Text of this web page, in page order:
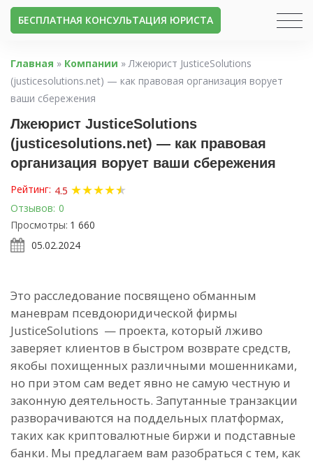
БЕСПЛАТНАЯ КОНСУЛЬТАЦИЯ ЮРИСТА
Главная » Компании »Лжеюрист JusticeSolutions
(justicesolutions.net) — как правовая организация ворует
ваши сбережения
Лжеюрист JusticeSolutions
(justicesolutions.net) — как правовая
организация ворует ваши сбережения
Рейтинг: 4.5 ★★★★★
★
Отзывов: 0
Просмотры: 1 660
05.02.2024
Это расследование посвящено обманным
маневрам псевдоюридической фирмы
JusticeSolutions — проекта, который лживо
заверяет клиентов в быстром возврате средств,
якобы похищенных различными мошенниками,
но при этом сам ведет явно не самую честную и
законную деятельность. Запутанные транзакции
разворачиваются на поддельных платформах,
таких как криптовалютные биржи и подставные
банки. Мы предлагаем вам разобраться с тем, как